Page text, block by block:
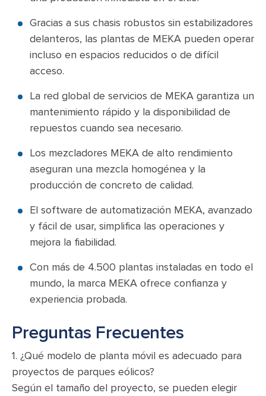
Gracias a sus chasis robustos sin estabilizadores
delanteros, las plantas de MEKA pueden operar
incluso en espacios reducidos o de difícil
acceso.
La red global de servicios de MEKA garantiza un
mantenimiento rápido y la disponibilidad de
repuestos cuando sea necesario.
Los mezcladores MEKA de alto rendimiento
aseguran una mezcla homogénea y la
producción de concreto de calidad.
El software de automatización MEKA, avanzado
y fácil de usar, simplifica las operaciones y
mejora la fiabilidad.
Con más de 4.500 plantas instaladas en todo el
mundo, la marca MEKA ofrece confianza y
experiencia probada.
Preguntas Frecuentes
1. ¿Qué modelo de planta móvil es adecuado para
proyectos de parques eólicos?
Según el tamaño del proyecto, se pueden elegir